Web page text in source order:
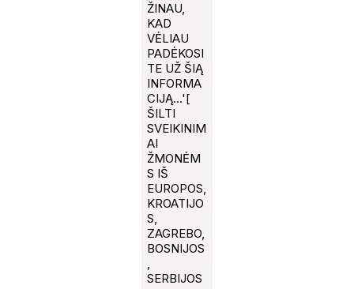
ŽINAU,
KAD
VĖLIAU
PADĖKOSI
TE UŽ ŠIĄ
INFORMA
CIJĄ…'[
ŠILTI
SVEIKINIM
AI
ŽMONĖM
S IŠ
EUROPOS,
KROATIJO
S,
ZAGREBO,
BOSNIJOS
,
SERBIJOS